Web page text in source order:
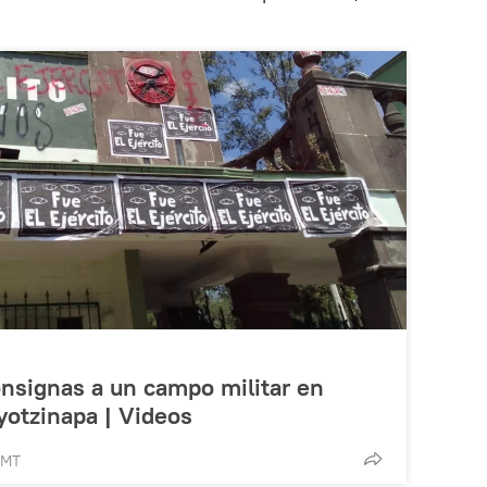
a un campo militar en
| Videos